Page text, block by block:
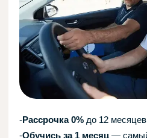
пр Энергетиков